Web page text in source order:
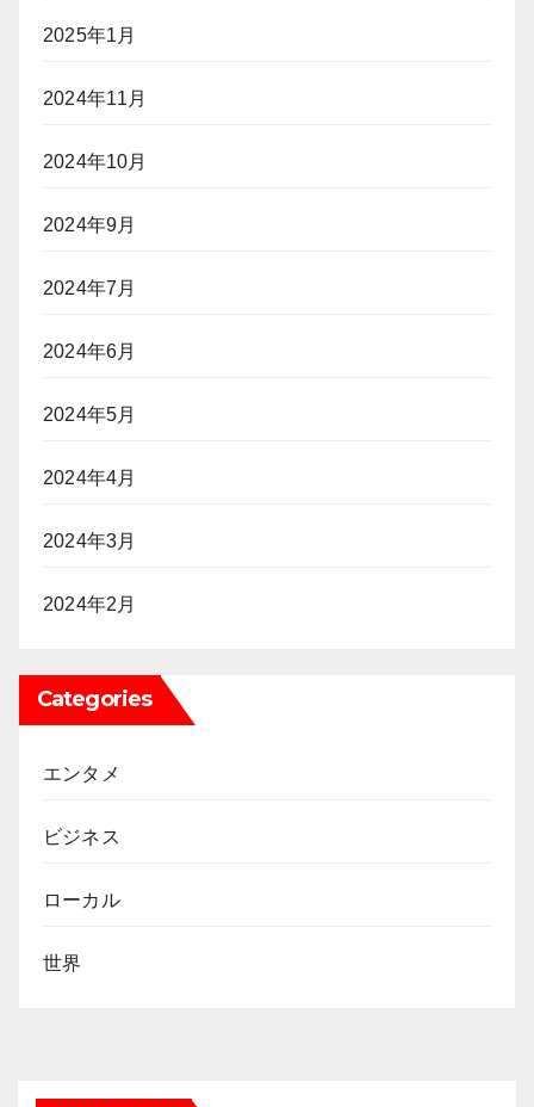
2025年1月
2024年11月
2024年10月
2024年9月
2024年7月
2024年6月
2024年5月
2024年4月
2024年3月
2024年2月
Categories
エンタメ
ビジネス
ローカル
世界